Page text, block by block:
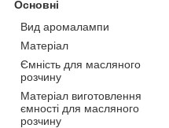
Основні
Вид аромалампи
Матеріал
Ємність для масляного
розчину
Матеріал виготовлення
ємності для масляного
розчину